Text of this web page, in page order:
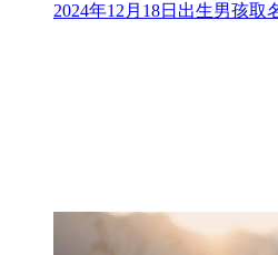
2024年12月18日出生男孩